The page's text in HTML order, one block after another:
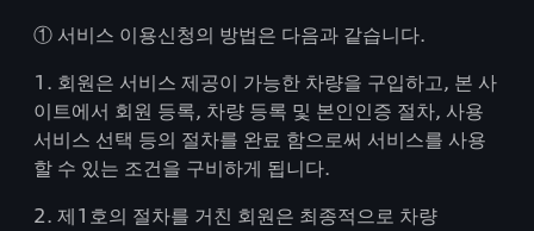
① 서비스 이용신청의 방법은 다음과 같습니다.
1. 회원은 서비스 제공이 가능한 차량을 구입하고, 본 사
이트에서 회원 등록, 차량 등록 및 본인인증 절차, 사용
서비스 선택 등의 절차를 완료 함으로써 서비스를 사용
할 수 있는 조건을 구비하게 됩니다.
2. 제1호의 절차를 거친 회원은 최종적으로 차량